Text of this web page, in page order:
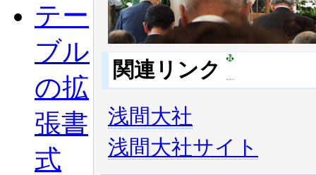
テー
ブル
の拡
張書
式
関連リンク
浅間大社
浅間大社サイト